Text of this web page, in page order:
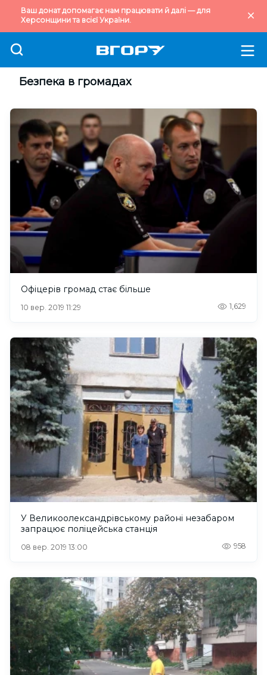
Ваш донат допомагає нам працювати й далі — для
Херсонщини та всієї України.
Безпека в громадах
Офіцерів громад стає більше
10 вер. 2019 11:29 1,629
У Великоолександрівському районі незабаром
запрацює поліцейська станція
08 вер. 2019 13:00 958